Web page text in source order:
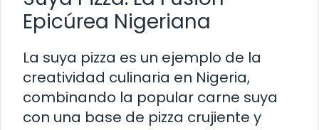
Epicúrea Nigeriana
La suya pizza es un ejemplo de la
creatividad culinaria en Nigeria,
combinando la popular carne suya
con una base de pizza crujiente y